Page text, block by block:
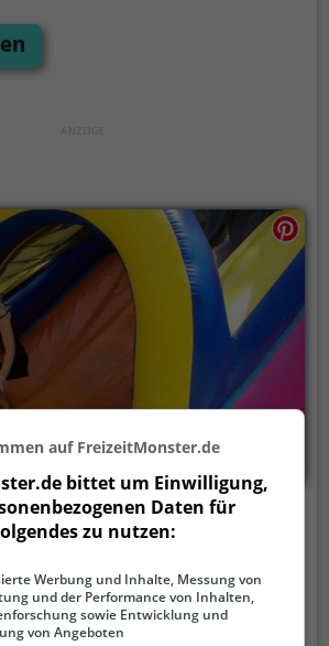
bzw. Hallenspielplätze sind ein
für schlechtes Wetter, denn in der
noch den Gästen so schnell
Indoorspielplatz in Frankenthal
überdachten Halle können sich
auf FreizeitMonster.de
bittet um Einwilligung,
Daten für
zu nutzen:
Werbung und Inhalte, Messung von
und der Performance von Inhalten,
sowie Entwicklung und
von Angeboten